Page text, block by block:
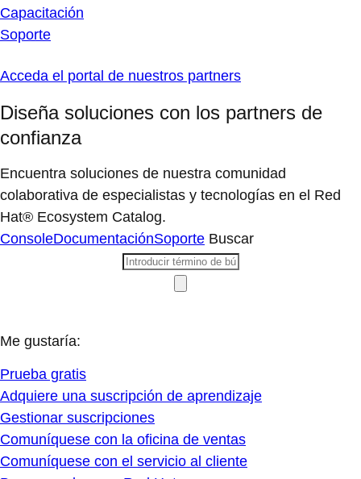
Capacitación
Soporte
Acceda el portal de nuestros partners
Diseña soluciones con los partners de
confianza
Encuentra soluciones de nuestra comunidad
colaborativa de especialistas y tecnologías en el Red
Hat® Ecosystem Catalog.
ConsoleDocumentaciónSoporte Buscar
Me gustaría:
Prueba gratis
Adquiere una suscripción de aprendizaje
Gestionar suscripciones
Comuníquese con la oficina de ventas
Comuníquese con el servicio al cliente